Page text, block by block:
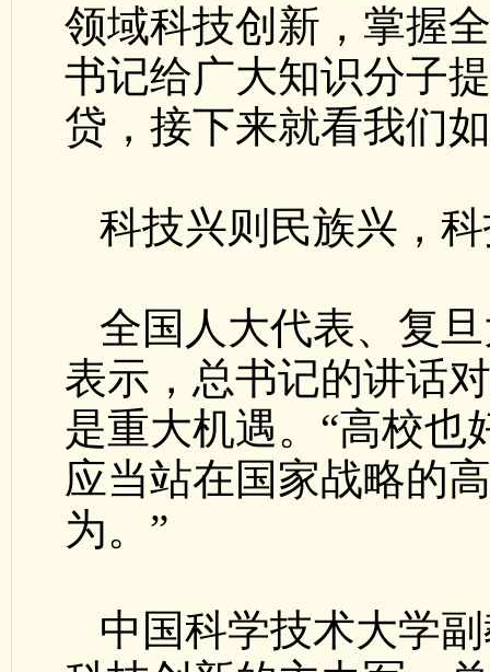
领域科技创新，掌握
书记给广大知识分子
贷，接下来就看我们
科技兴则民族兴，
全国人大代表、复
表示，总书记的讲话
是重大机遇。“高校也
应当站在国家战略的
为。”
中国科学技术大学